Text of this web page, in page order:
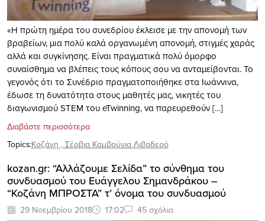
«Η πρώτη ημέρα του συνεδρίου έκλεισε με την απονομή των
βραβείων, μια πολύ καλά οργανωμένη απονομή, στιγμές χαράς
αλλά και συγκίνησης. Είναι πραγματικά πολύ όμορφο
συναίσθημα να βλέπεις τους κόπους σου να ανταμείβονται. Το
γεγονός ότι το Συνέδριο πραγματοποιήθηκε στα Ιωάννινα,
έδωσε τη δυνατότητα στους μαθητές μας, νικητές του
διαγωνισμού STEM του eTwinning, να παρευρεθούν […]
Διαβάστε περισσότερα
Topics:Κοζάνη , Σέρβια Καμβούνια Λιβαδερό
kozan.gr: “Aλλάζουμε Σελίδα” το σύνθημα του
συνδυασμού του Ευάγγελου Σημανδράκου –
“Κοζάνη ΜΠΡΟΣΤΑ” τ’ όνομα του συνδυασμού
29 Νοεμβρίου 2018 17:02 45 σχόλια